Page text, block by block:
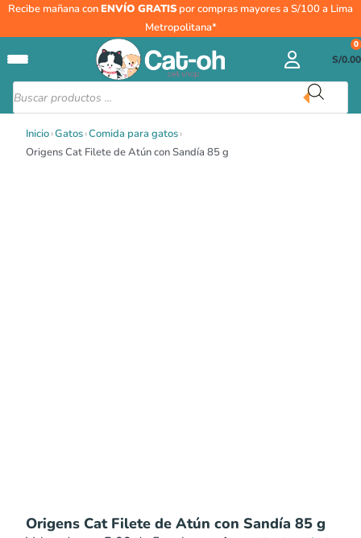
Recibe mañana conENVÍO GRATIS por compras mayores a S/100 a Lima
Metropolitana*
Búsqueda
de
productos
S/0.00
0
Inicio›Gatos›Comida para gatos›
Origens Cat Filete de Atún con Sandía 85 g
Origens Cat Filete de Atún con Sandía 85 g
Origens
de
Atún
con
85
g